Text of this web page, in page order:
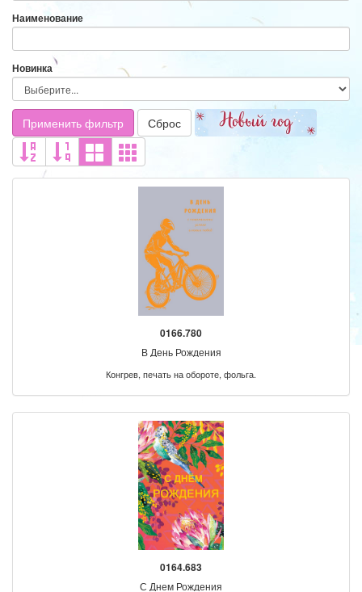
Наименование
Новинка
Применить фильтр Сброс
0166.780
В День Рождения
Конгрев, печать на обороте, фольга.
0164.683
С Днем Рождения